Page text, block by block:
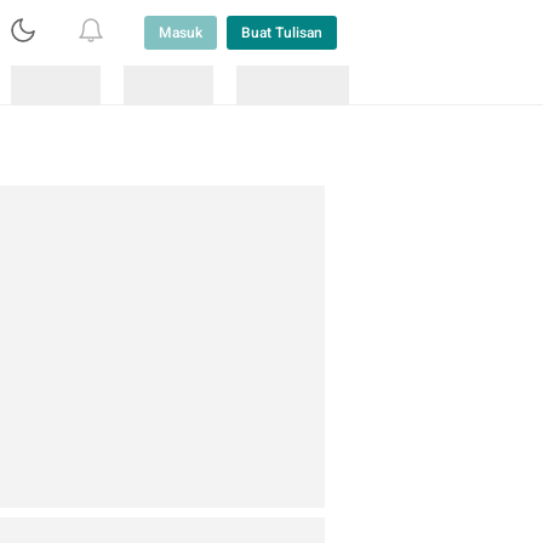
Masuk Buat Tulisan